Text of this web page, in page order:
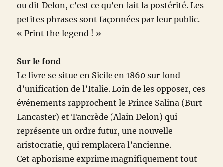
ou dit Delon, c’est ce qu’en fait la postérité. Les
petites phrases sont façonnées par leur public.
« Print the legend ! »
Sur le fond
Le livre se situe en Sicile en 1860 sur fond
d’unification de l’Italie. Loin de les opposer, ces
événements rapprochent le Prince Salina (Burt
Lancaster) et Tancrède (Alain Delon) qui
représente un ordre futur, une nouvelle
aristocratie, qui remplacera l’ancienne.
Cet aphorisme exprime magnifiquement tout